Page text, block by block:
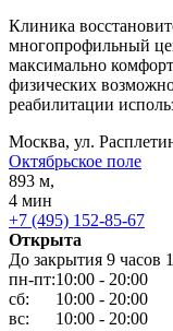
Клиника
многопрофильный
максимально
физических
реабилитации
Москва, ул.
Октябрьское поле
893 м,
4 мин
+7 (495) 152-85-67
Открыта
До закрытия 9 часов
пн-пт:10:00 - 20:00
сб:
10:00 - 20:00
вс:
10:00 - 20:00